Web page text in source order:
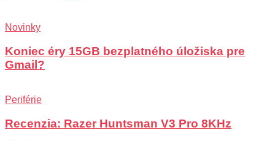
Novinky
Koniec éry 15GB bezplatného úložiska pre
Gmail?
Periférie
Recenzia: Razer Huntsman V3 Pro 8KHz